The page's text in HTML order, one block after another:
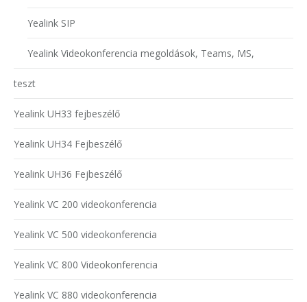
Yealink SIP
Yealink Videokonferencia megoldások, Teams, MS,
teszt
Yealink UH33 fejbeszélő
Yealink UH34 Fejbeszélő
Yealink UH36 Fejbeszélő
Yealink VC 200 videokonferencia
Yealink VC 500 videokonferencia
Yealink VC 800 Videokonferencia
Yealink VC 880 videokonferencia